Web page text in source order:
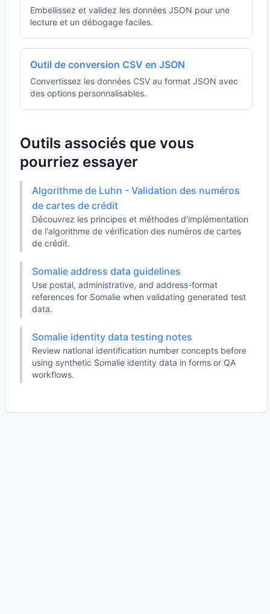
Embellissez et validez les données JSON pour une
lecture et un débogage faciles.
Outil de conversion CSV en JSON
Convertissez les données CSV au format JSON avec
des options personnalisables.
Outils associés que vous
pourriez essayer
Algorithme de Luhn - Validation des numéros
de cartes de crédit
Découvrez les principes et méthodes d'implémentation
de l'algorithme de vérification des numéros de cartes
de crédit.
Somalie address data guidelines
Use postal, administrative, and address-format
references for Somalie when validating generated test
data.
Somalie identity data testing notes
Review national identification number concepts before
using synthetic Somalie identity data in forms or QA
workflows.